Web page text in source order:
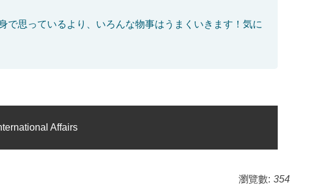
思っているより、いろんな物事はうまくいきます！気に
Affairs
瀏覽數: 354